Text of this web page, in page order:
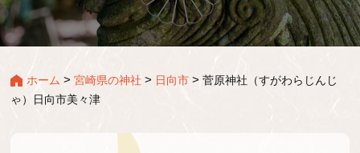
ホーム >宮崎県の神社 > 日向市 >菅原神社（すがわらじんじ
ゃ）日向市美々津